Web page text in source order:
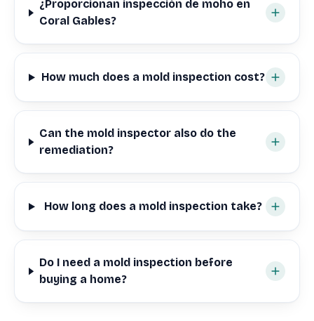
¿Proporcionan inspección de moho en
Coral Gables?
How much does a mold inspection cost?
Can the mold inspector also do the
remediation?
How long does a mold inspection take?
Do I need a mold inspection before
buying a home?